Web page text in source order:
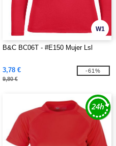
W1
B&C BC06T - #E150 Mujer Lsl
3,78 €
9,80 €
-61%